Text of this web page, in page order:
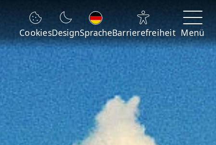
CookiesDesign
Sprache wechseln
SpracheBarrierefreiheit Menü